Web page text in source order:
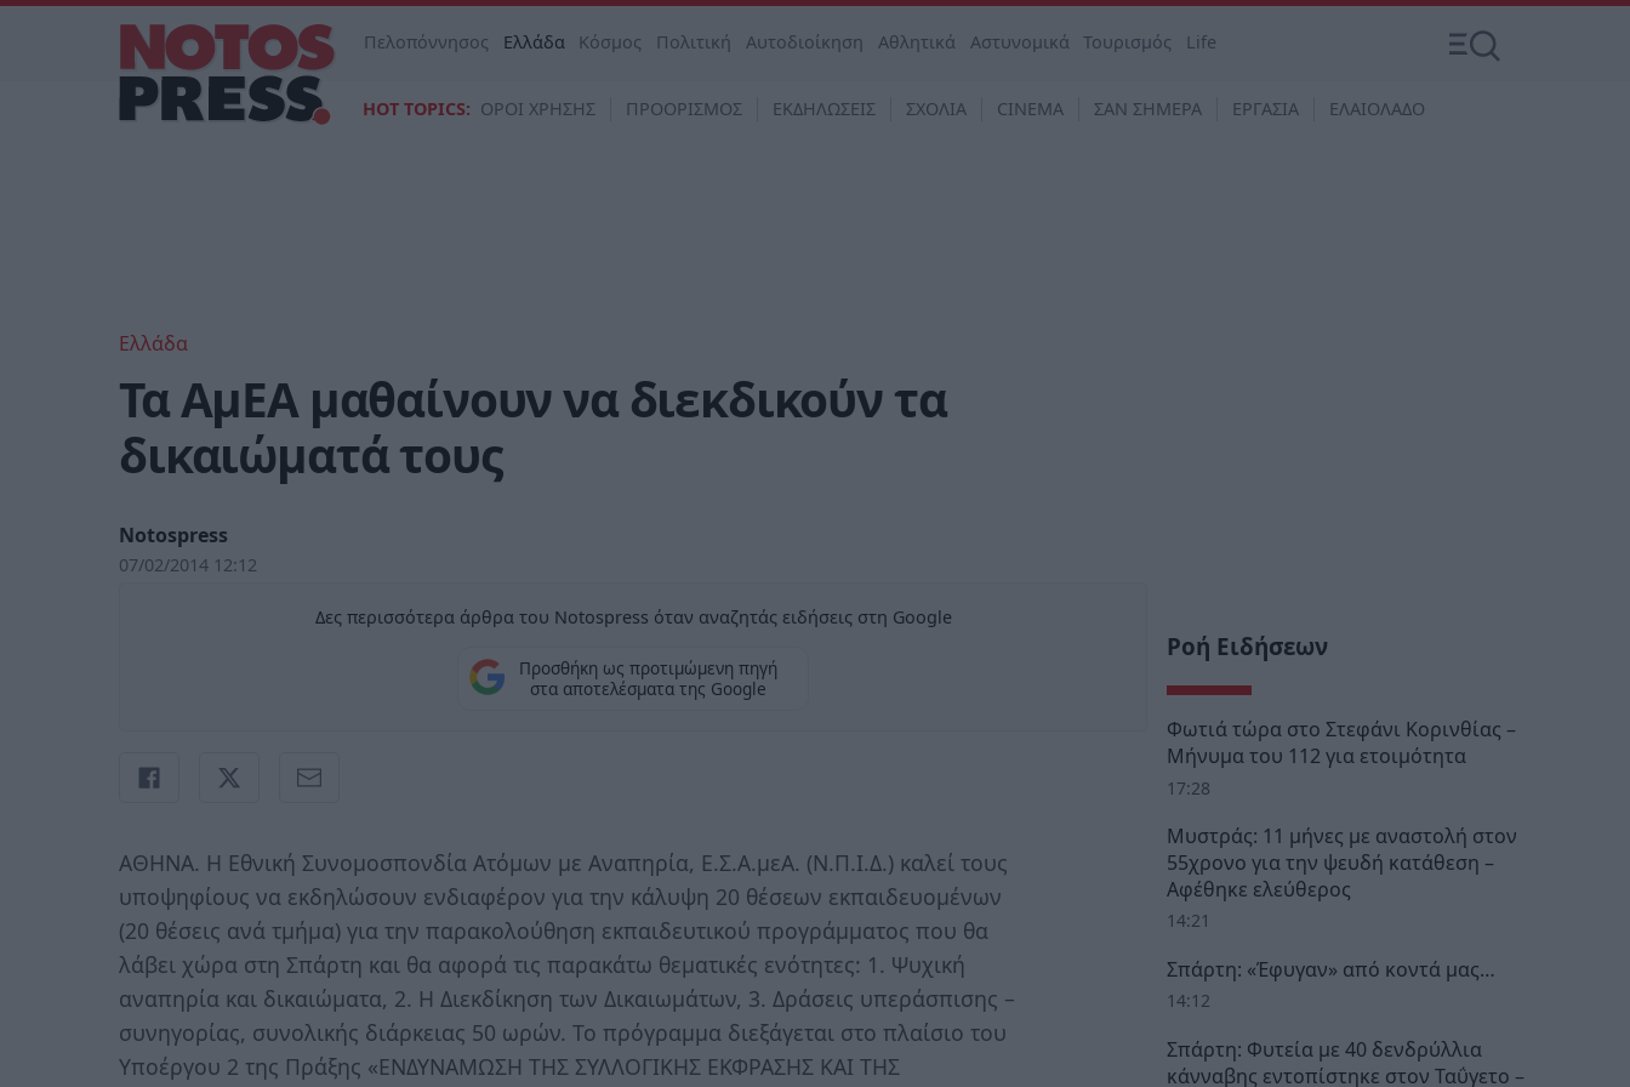
Πελοπόννησος Ελλάδα Κόσμος Πολιτική Αυτοδιοίκηση Αθλητικά Αστυνομικά Τουρισμός Life
HOT TOPICS: ΟΡΟΙ ΧΡΗΣΗΣ ΠΡΟΟΡΙΣΜΟΣ ΕΚΔΗΛΩΣΕΙΣ ΣΧΟΛΙΑ CINEMA ΣΑΝ ΣΗΜΕΡΑ ΕΡΓΑΣΙΑ ΕΛΑΙΟΛΑΔΟ
Ελλάδα
Τα ΑμΕΑ μαθαίνουν να διεκδικούν τα
δικαιώματά τους
Notospress
07/02/2014 12:12
Δες περισσότερα άρθρα του Notospress όταν αναζητάς ειδήσεις στη Google
Προσθήκη ως προτιμώμενη πηγή
στα αποτελέσματα της Google
ΑΘΗΝΑ. Η Εθνική Συνομοσπονδία Ατόμων με Αναπηρία, Ε.Σ.Α.μεΑ. (Ν.Π.Ι.Δ.) καλεί τους
υποψηφίους να εκδηλώσουν ενδιαφέρον για την κάλυψη 20 θέσεων εκπαιδευομένων
(20 θέσεις ανά τμήμα) για την παρακολούθηση εκπαιδευτικού προγράμματος που θα
λάβει χώρα στη Σπάρτη και θα αφορά τις παρακάτω θεματικές ενότητες: 1. Ψυχική
αναπηρία και δικαιώματα, 2. Η Διεκδίκηση των Δικαιωμάτων, 3. Δράσεις υπεράσπισης –
συνηγορίας, συνολικής διάρκειας 50 ωρών. Το πρόγραμμα διεξάγεται στο πλαίσιο του
Υποέργου 2 της Πράξης «ΕΝΔΥΝΑΜΩΣΗ ΤΗΣ ΣΥΛΛΟΓΙΚΗΣ ΕΚΦΡΑΣΗΣ ΚΑΙ ΤΗΣ
Ροή Ειδήσεων
Φωτιά τώρα στο Στεφάνι Κορινθίας –
Μήνυμα του 112 για ετοιμότητα
17:28
Μυστράς: 11 μήνες με αναστολή στον
55χρονο για την ψευδή κατάθεση –
Αφέθηκε ελεύθερος
14:21
Σπάρτη: «Έφυγαν» από κοντά μας…
14:12
Σπάρτη: Φυτεία με 40 δενδρύλλια
κάνναβης εντοπίστηκε στον Ταΰγετο –